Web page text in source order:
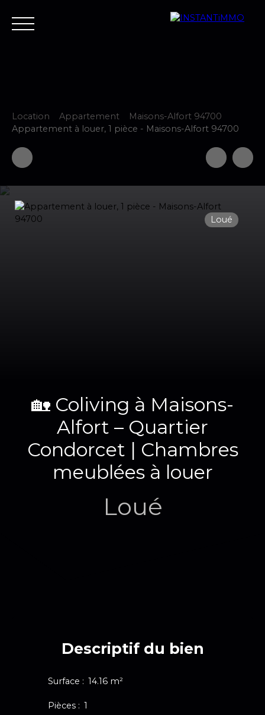
Accueil Estimer Vendre Acheter Neuf Louer
Location Appartement
Maisons-Alfort 94700
Appartement à louer, 1 pièce - Maisons-Alfort 94700
Loué
🏡 Coliving à Maisons-
Alfort – Quartier
Condorcet | Chambres
meublées à louer
Loué
Descriptif du bien
Surface : 14.16 m²
Pièces : 1